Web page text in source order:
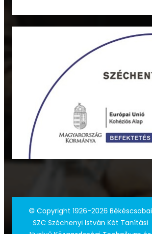
© Copyright 1926-2026 Békéscsabai
SZC Széchenyi István Két Tanítási